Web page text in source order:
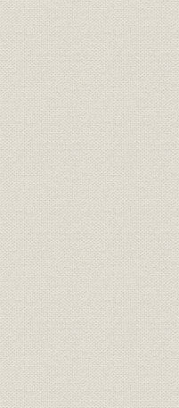
第4節 発展する対外
第5節 放送サービスの
第6節 佐藤政権の展開
第7節 田中から三木、
第8節 70年安保めぐ
第9節 ベトナム報道
第10節 新段階の中国
第11節 海外取材の展
第12節 航空機取材の
第13節 公害報道
第14節 科学・文化報